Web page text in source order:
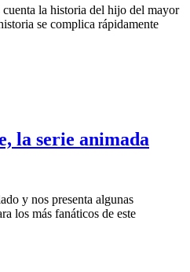
la historia del hijo del mayor
se complica rápidamente
la serie animada
y nos presenta algunas
los más fanáticos de este